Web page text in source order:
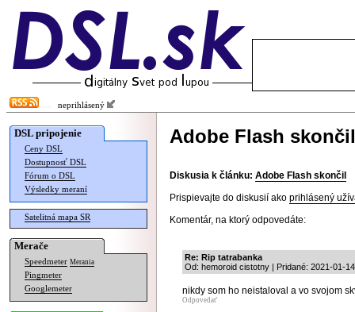
neprihlásený
DSL pripojenie
Ceny DSL
Dostupnosť DSL
Fórum o DSL
Výsledky meraní
Satelitná mapa SR
Merače
Speedmeter Merania
Pingmeter
Googlemeter
Adobe Flash skončil
Diskusia k článku: Adobe Flash skončil
Prispievajte do diskusií ako prihlásený
Komentár, na ktorý odpovedáte:
Re: Rip tatrabanka
Od: hemoroid cistotny | Pridané: 2021-01-
nikdy som ho neistaloval a vo svojom
Odpovedať